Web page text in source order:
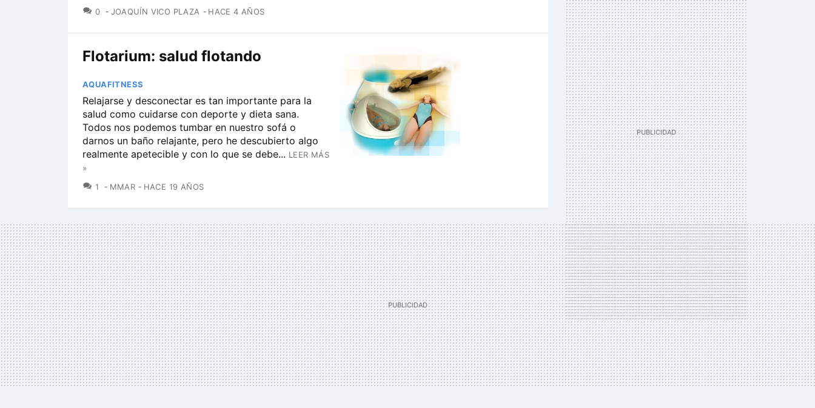
0 COMENTARIOS
JOAQUÍN VICO PLAZA HACE 4 AÑOS
Flotarium: salud flotando
AQUAFITNESS
Relajarse y desconectar es tan importante para la
salud como cuidarse con deporte y dieta sana.
Todos nos podemos tumbar en nuestro sofá o
darnos un baño relajante, pero he descubierto algo
realmente apetecible y con lo que se debe... LEER MÁS
»
1
COMENTARIOS
MMAR HACE 19 AÑOS